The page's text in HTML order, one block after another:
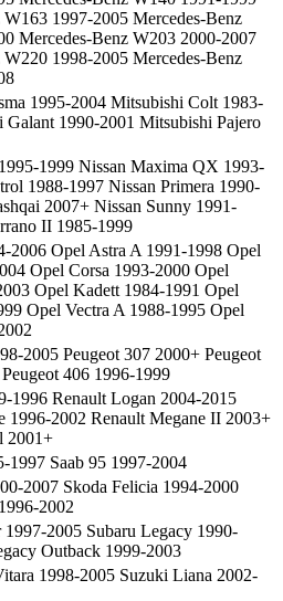
Opel Vectra A 1988-1995 Opel
2005 Peugeot 307 2000+ Peugeot
406 1996-1999
1996 Renault Logan 2004-2015
1996-2002 Renault Megane II 2003+
1997 Saab 95 1997-2004
2007 Skoda Felicia 1994-2000
2002
1997-2005 Subaru Legacy 1990-
Outback 1999-2003
1998-2005 Suzuki Liana 2002-
1998 Toyota Camry 1992-1997
2001 Toyota Camry 2001-2005
1998 Toyota Land Cruiser 100
Land Cruiser 1980-1997 Toyota
II 1983-1992 Volkswagen Golf III
Golf IV 1997-2005
B3 1983-1992 Volkswagen Passat
Polo 1994-2001
2001-2005 Volkswagen Sharan
1990-2000
2002
2000